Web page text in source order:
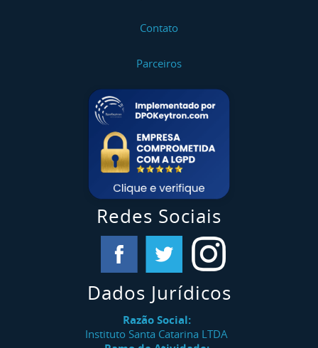
Contato
Parceiros
Redes Sociais
Dados Jurídicos
Razão Social:
Instituto Santa Catarina LTDA